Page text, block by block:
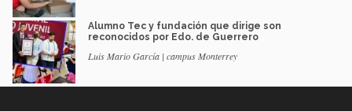
Alumno Tec y fundación que dirige son
reconocidos por Edo. de Guerrero
Luis Mario García | campus Monterrey